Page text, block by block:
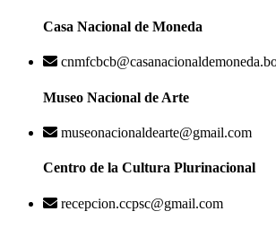
Casa Nacional de Moneda
Museo Nacional de Arte
museonacionaldearte@gmail.com
Centro de la Cultura Plurinacional
recepcion.ccpsc@gmail.com